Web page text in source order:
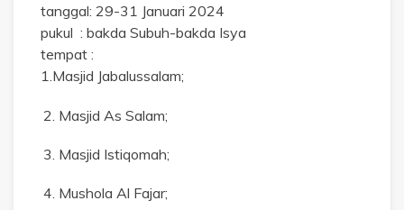
tanggal: 29-31 Januari 2024
pukul : bakda Subuh-bakda Isya
tempat :
1.Masjid Jabalussalam;
Masjid As Salam;
Masjid Istiqomah;
Mushola Al Fajar;